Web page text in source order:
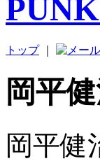
トップ｜
岡平
岡平健